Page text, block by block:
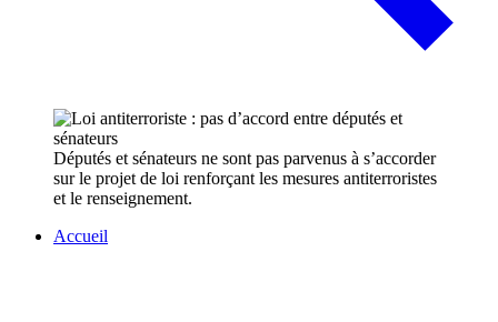
Députés et sénateurs ne sont pas parvenus à s’accorder
sur le projet de loi renforçant les mesures antiterroristes
et le renseignement.
Accueil